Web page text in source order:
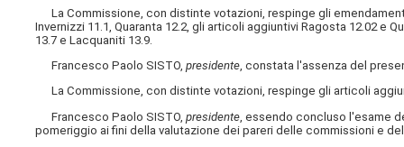
La Commissione, con distinte votazioni, respinge gli emendamenti
Invernizzi 11.1, Quaranta 12.2, gli articoli aggiuntivi Ragosta 12.02 e
13.7 e Lacquaniti 13.9.
Francesco Paolo SISTO,presidente, constata l'assenza del
La Commissione, con distinte votazioni, respinge gli articoli
Francesco Paolo SISTO,presidente , essendo concluso l'esame
pomeriggio ai fini della valutazione dei pareri delle commissioni e